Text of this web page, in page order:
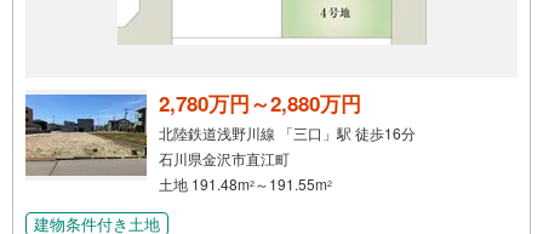
2,780万円～2,880万円
北陸鉄道浅野川線 「三口」駅 徒歩16分
石川県金沢市直江町
土地 191.48m2 ～191.55m2
建物条件付き土地